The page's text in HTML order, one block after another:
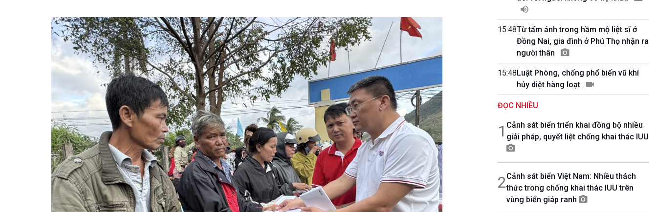
Chuyển đổi Xanh
Tài nguyên và Môi trường
Chuyên gia của bạn
Xã hội chuyển động
Bước chân đến trường
Sống chung với biến đổi
khí hậu
Câu chuyện Thể thao
Infographic
E-Magazine
10 phút Sự kiện - Luận bàn
Dòng chảy sự kiện
Đối thoại
Diễn đàn chủ nhật
Chuyện đêm
Chân dung cuộc sống
Các chương trình đặc biệt
15:48Từ tấm ảnh trong hầm mộ liệt sĩ ở
Đồng Nai, gia đình ở Phú Thọ nhận ra
người thân
15:48Luật Phòng, chống phổ biến vũ khí
hủy diệt hàng loạt
ĐỌC NHIỀU
1 Cảnh sát biển triển khai đồng bộ nhiều
giải pháp, quyết liệt chống khai thác IUU
2Cảnh sát biển Việt Nam: Nhiều thách
thức trong chống khai thác IUU trên
vùng biển giáp ranh